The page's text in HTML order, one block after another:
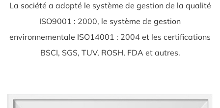
La société a adopté le système de gestion de la qualité
ISO9001 : 2000, le système de gestion
environnementale ISO14001 : 2004 et les certifications
BSCI, SGS, TUV, ROSH, FDA et autres.